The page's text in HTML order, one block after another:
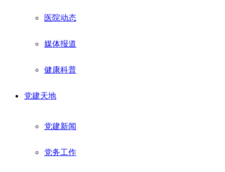
医院动态
媒体报道
健康科普
党建天地
党建新闻
党务工作